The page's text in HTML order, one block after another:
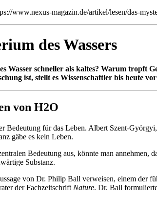
www.nexus-magazin.de/artikel/lesen/das-
des Wassers
Wasser schneller als kaltes? Warum tropft
ist, stellt es Wissenschaftler bis heute
von H2O
Bedeutung für das Leben. Albert Szent-
gäbe es kein Leben.
Bedeutung aus, könnte man annehmen,
Substanz.
von Dr. Philip Ball verweisen, einem der
der Fachzeitschrift Nature. Dr. Ball